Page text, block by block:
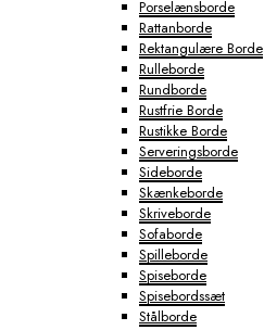
Porselænsborde
Rattanborde
Rektangulære Borde
Rulleborde
Rundborde
Rustfrie Borde
Rustikke Borde
Serveringsborde
Sideborde
Skænkeborde
Skriveborde
Sofaborde
Spilleborde
Spiseborde
Spisebordssæt
Stålborde